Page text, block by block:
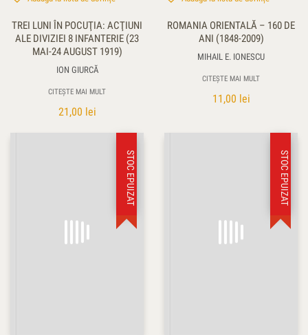
TREI LUNI ÎN POCUŢIA: ACŢIUNI
ALE DIVIZIEI 8 INFANTERIE (23
MAI-24 AUGUST 1919)
ION GIURCĂ
CITEȘTE MAI MULT
21,00 lei
ROMANIA ORIENTALĂ – 160 DE
ANI (1848-2009)
MIHAIL E. IONESCU
CITEȘTE MAI MULT
11,00 lei
STOC EPUIZAT STOC EPUIZAT